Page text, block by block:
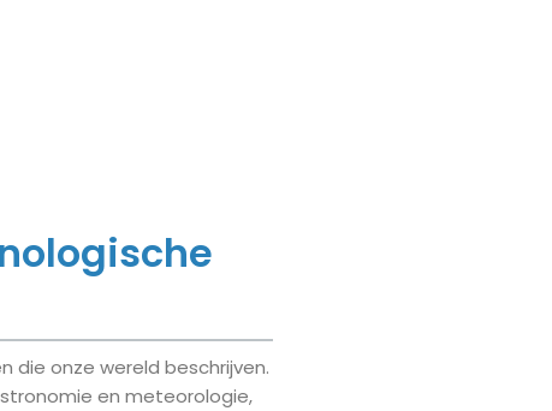
die onze wereld beschrijven.
en meteorologie,